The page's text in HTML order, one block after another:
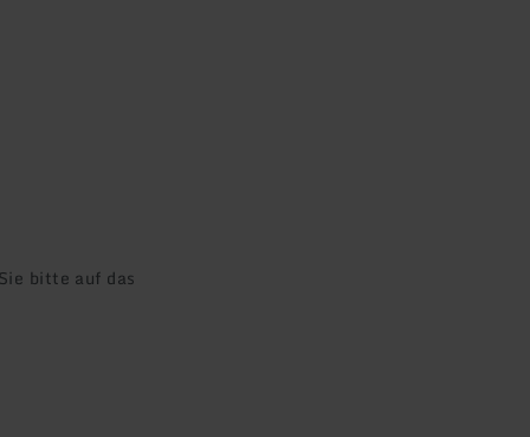
bitte auf das